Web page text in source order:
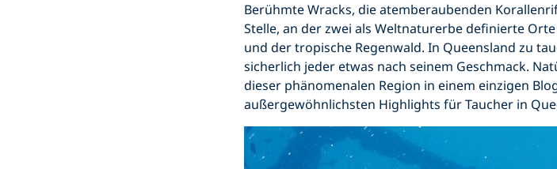
Berühmte Wracks, die atemberaubenden
Stelle, an der zwei als Weltnaturerbe definierte
und der tropische Regenwald. In Queensland zu
sicherlich jeder etwas nach seinem Geschmack.
dieser phänomenalen Region in einem einzigen
außergewöhnlichsten Highlights für Taucher in